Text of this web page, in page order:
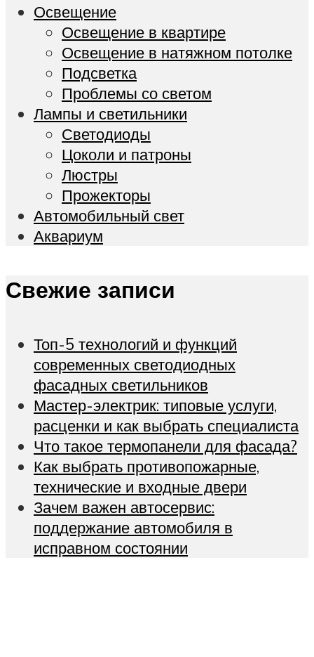
Освещение
Освещение в квартире
Освещение в натяжном потолке
Подсветка
Проблемы со светом
Лампы и светильники
Светодиоды
Цоколи и патроны
Люстры
Прожекторы
Автомобильный свет
Аквариум
Свежие записи
Топ-5 технологий и функций
современных светодиодных
фасадных светильников
Мастер-электрик: типовые услуги,
расценки и как выбрать специалиста
Что такое термопанели для фасада?
Как выбрать противопожарные,
технические и входные двери
Зачем важен автосервис:
поддержание автомобиля в
исправном состоянии